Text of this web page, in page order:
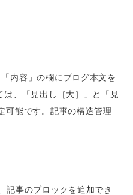
内容」の欄にブログ本文を
は、「見出し［大］」と「見
可能です。記事の構造管理
記事のブロックを追加でき